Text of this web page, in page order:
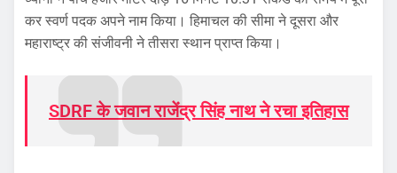
कर स्वर्ण पदक अपने नाम किया। हिमाचल की सीमा ने दूसरा और
महाराष्ट्र की संजीवनी ने तीसरा स्थान प्राप्त किया।
SDRF के जवान राजेंद्र सिंह नाथ ने रचा इतिहास